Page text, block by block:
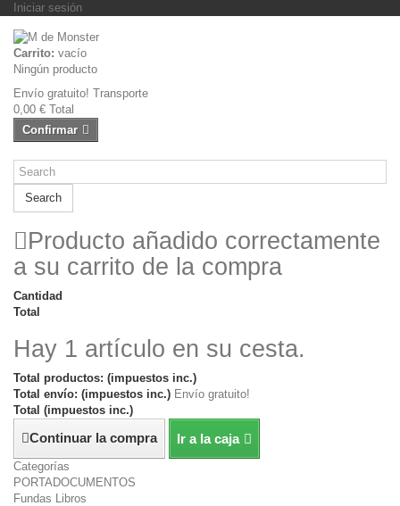
Iniciar sesión
Carrito: vacío
Ningún producto
Envío gratuito! Transporte
0,00 € Total
Confirmar
Search
Producto añadido correctamente
a su carrito de la compra
Cantidad
Total
Hay 1 artículo en su cesta.
Total productos: (impuestos inc.)
Total envío: (impuestos inc.) Envío gratuito!
Total (impuestos inc.)
Continuar la compra Ir a la caja
Categorías
PORTADOCUMENTOS
Fundas Libros